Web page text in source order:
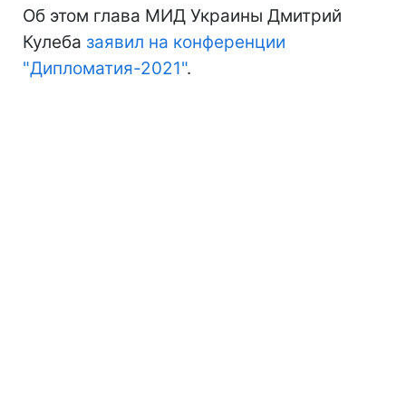
Об этом глава МИД Украины Дмитрий
Кулеба заявил на конференции
"Дипломатия-2021".